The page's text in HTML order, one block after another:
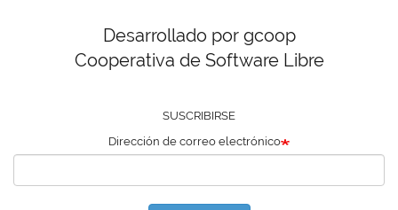
Desarrollado por gcoop
Cooperativa de Software Libre
SUSCRIBIRSE
Dirección de correo electrónico